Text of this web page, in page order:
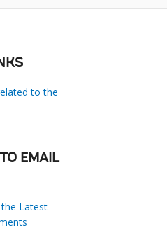
to the
EMAIL
Latest